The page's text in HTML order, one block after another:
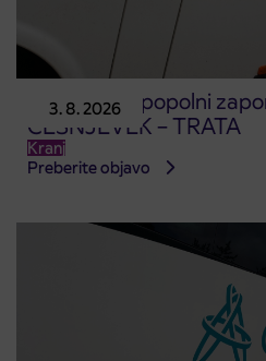
3. 8. 2026
Obvestilo o popolni
ČEŠNJEVEK – TRATA
Kranj
Preberite objavo